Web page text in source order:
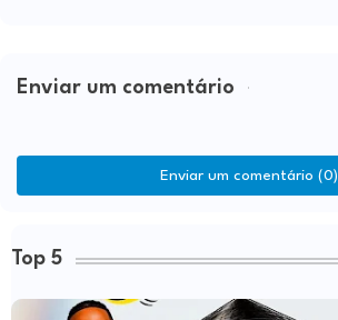
Enviar um comentário
Enviar um comentário (0)
Top 5